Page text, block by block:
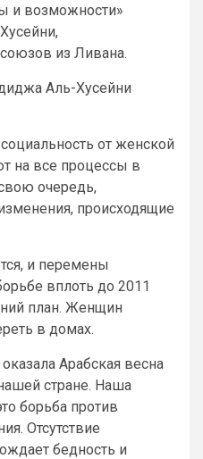
и возможности»
из Ливана.
Аль-Хусейни
от женской
на все процессы в
очередь,
происходящие
и перемены
вплоть до 2011
план. Женщин
в домах.
Арабская весна
стране. Наша
борьба против
Отсутствие
бедность и